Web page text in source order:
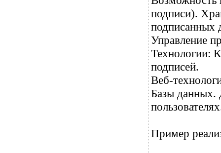
подписи).
подписанных
Управление
Технологии:
подписей.
Веб-
Базы данных.
Пример